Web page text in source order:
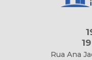
Rua Ana